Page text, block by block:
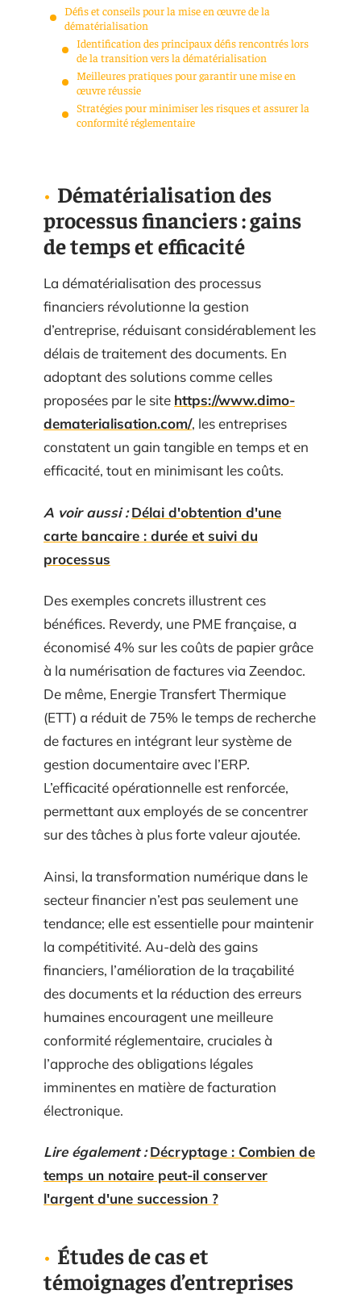
Défis et conseils pour la mise en œuvre de la
dématérialisation
Identification des principaux défis rencontrés lors
de la transition vers la dématérialisation
Meilleures pratiques pour garantir une mise en
œuvre réussie
Stratégies pour minimiser les risques et assurer la
conformité réglementaire
Dématérialisation des
processus financiers : gains
de temps et efficacité
La dématérialisation des processus
financiers révolutionne la gestion
d’entreprise, réduisant considérablement les
délais de traitement des documents. En
adoptant des solutions comme celles
proposées par le site https://www.dimo-
dematerialisation.com/, les entreprises
constatent un gain tangible en temps et en
efficacité, tout en minimisant les coûts.
A voir aussi : Délai d'obtention d'une
carte bancaire : durée et suivi du
processus
Des exemples concrets illustrent ces
bénéfices. Reverdy, une PME française, a
économisé 4% sur les coûts de papier grâce
à la numérisation de factures via Zeendoc.
De même, Energie Transfert Thermique
(ETT) a réduit de 75% le temps de recherche
de factures en intégrant leur système de
gestion documentaire avec l’ERP.
L’efficacité opérationnelle est renforcée,
permettant aux employés de se concentrer
sur des tâches à plus forte valeur ajoutée.
Ainsi, la transformation numérique dans le
secteur financier n’est pas seulement une
tendance; elle est essentielle pour maintenir
la compétitivité. Au-delà des gains
financiers, l’amélioration de la traçabilité
des documents et la réduction des erreurs
humaines encouragent une meilleure
conformité réglementaire, cruciales à
l’approche des obligations légales
imminentes en matière de facturation
électronique.
Lire également : Décryptage : Combien de
temps un notaire peut-il conserver
l'argent d'une succession ?
Études de cas et
témoignages d’entreprises